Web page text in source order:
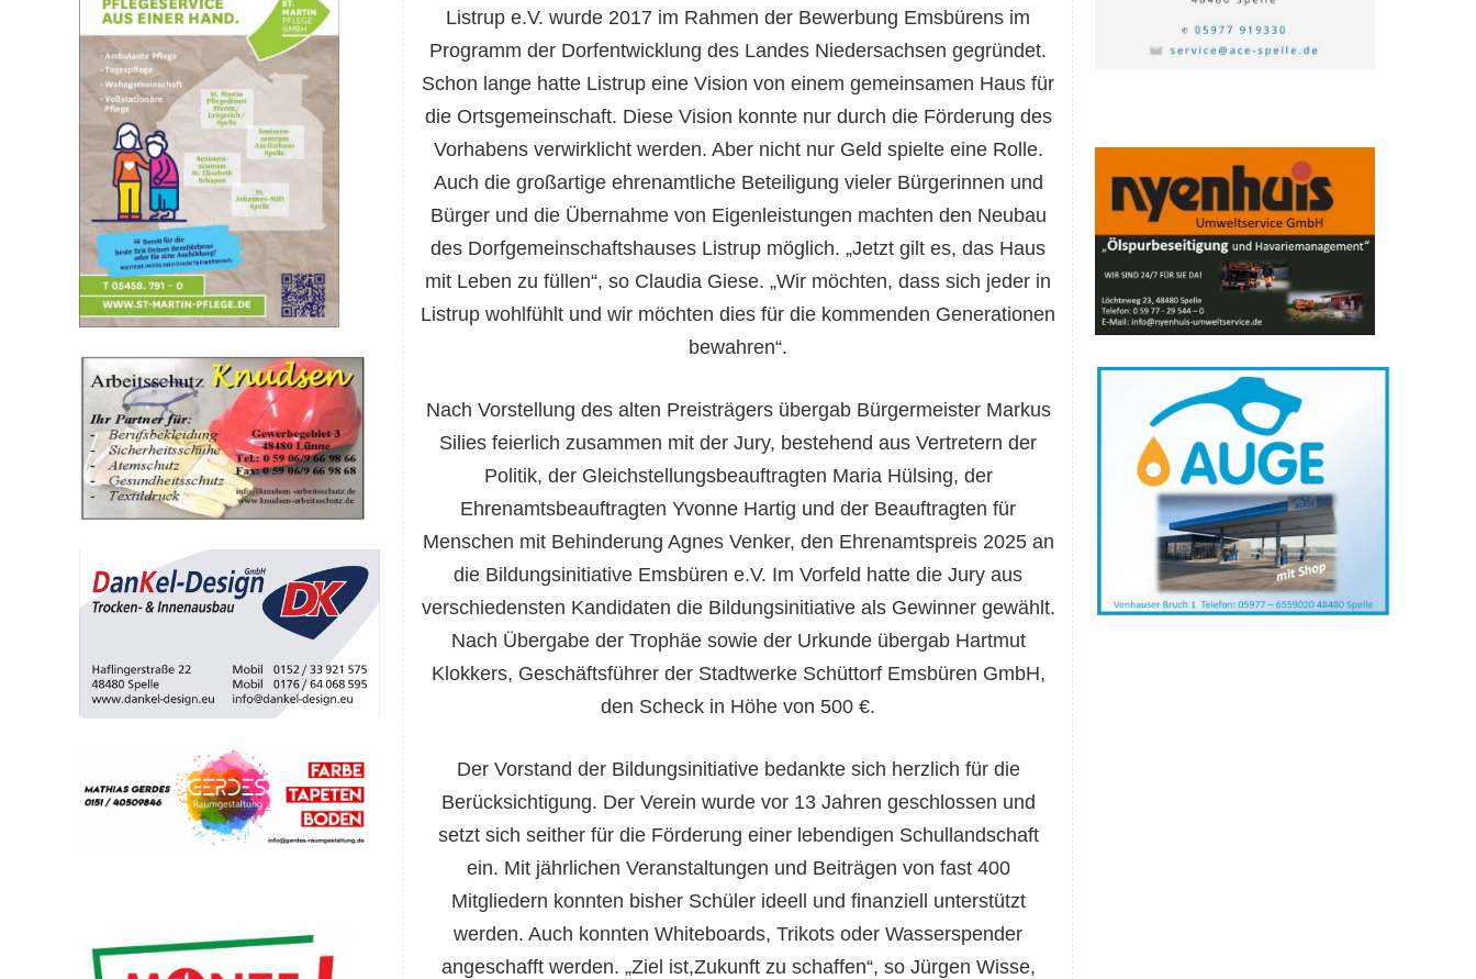
Listrup e.V. wurde 2017 im Rahmen der Bewerbung Emsbürens im
Programm der Dorfentwicklung des Landes Niedersachsen gegründet.
Schon lange hatte Listrup eine Vision von einem gemeinsamen Haus für
die Ortsgemeinschaft. Diese Vision konnte nur durch die Förderung des
Vorhabens verwirklicht werden. Aber nicht nur Geld spielte eine Rolle.
Auch die großartige ehrenamtliche Beteiligung vieler Bürgerinnen und
Bürger und die Übernahme von Eigenleistungen machten den Neubau
des Dorfgemeinschaftshauses Listrup möglich. „Jetzt gilt es, das Haus
mit Leben zu füllen“, so Claudia Giese. „Wir möchten, dass sich jeder in
Listrup wohlfühlt und wir möchten dies für die kommenden Generationen
bewahren“.
Nach Vorstellung des alten Preisträgers übergab Bürgermeister Markus
Silies feierlich zusammen mit der Jury, bestehend aus Vertretern der
Politik, der Gleichstellungsbeauftragten Maria Hülsing, der
Ehrenamtsbeauftragten Yvonne Hartig und der Beauftragten für
Menschen mit Behinderung Agnes Venker, den Ehrenamtspreis 2025 an
die Bildungsinitiative Emsbüren e.V. Im Vorfeld hatte die Jury aus
verschiedensten Kandidaten die Bildungsinitiative als Gewinner gewählt.
Nach Übergabe der Trophäe sowie der Urkunde übergab Hartmut
Klokkers, Geschäftsführer der Stadtwerke Schüttorf Emsbüren GmbH,
den Scheck in Höhe von 500 €.
Der Vorstand der Bildungsinitiative bedankte sich herzlich für die
Berücksichtigung. Der Verein wurde vor 13 Jahren geschlossen und
setztsich seither für die Förderung einer lebendigen Schullandschaft
ein. Mit jährlichen Veranstaltungen und Beiträgen von fast 400
Mitgliedern konnten bisher Schüler ideell und finanziell unterstützt
werden. Auch konnten Whiteboards, Trikots oder Wasserspender
angeschafft werden. „Ziel ist,Zukunft zu schaffen“, so Jürgen Wisse,